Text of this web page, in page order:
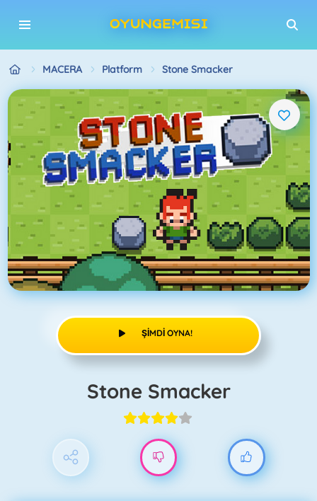
MACERA Platform Stone Smacker
ŞIMDI OYNA!
Stone Smacker